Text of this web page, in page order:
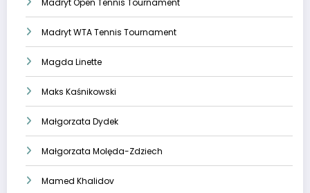
Madryt Open Tennis Tournament
Madryt WTA Tennis Tournament
Magda Linette
Maks Kaśnikowski
Małgorzata Dydek
Małgorzata Molęda-Zdziech
Mamed Khalidov